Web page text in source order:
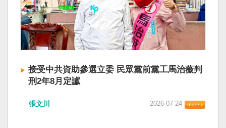
接受中共資助參選立委 民眾黨前黨工馬治薇判
刑2年8月定讞
張文川 2026-07-24